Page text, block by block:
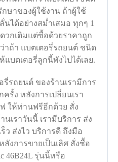
ษาของผู้ใช้งาน ถ้าผู้ใช้
ได้อย่างสม่ำเสมอ ทุกๆ 1
วกเติมแต่ซื้อด้วยราคาถูก
าถ้า แบตเตอรี่รถยนต์ ชนิด
บตเตอรี่ลูกนี้พังไปได้เลย.
รี่รถยนต์ ของร้านเรามีการ
รั้ง หลังการเปลี่ยนเรา
ให้ท่านฟรีอีกด้วย สั่ง
นเราวันนี้ เรามีบริการ ส่ง
ว ส่งไว บริการดี ถึงมือ
งการขายเป็นเลิศ สั่งซื้อ
46B24L รุ่นนี้หรือ